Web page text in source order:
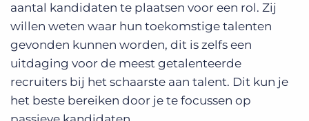
aantal kandidaten te plaatsen voor een rol. Zij
willen weten waar hun toekomstige talenten
gevonden kunnen worden, dit is zelfs een
uitdaging voor de meest getalenteerde
recruiters bij het schaarste aan talent. Dit kun je
het beste bereiken door je te focussen op